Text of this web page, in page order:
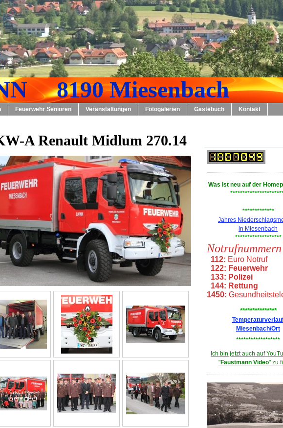
8190 Miesenbach
Feuerwehr Senioren Veranstaltungen Fotogalerien Gästebuch Kontakt
A Renault Midlum 270.14
Was ist neu auf der
*************
Jahres
in Miesenbach
*******************
Notrufnummern
112: Euro Notruf
122: Feuerwehr
133: Polizei
144: Rettung
1450:
***************
Miesenbach/Ort
******************
Ich bin jetzt auch auf
"Faustmann Video" zu